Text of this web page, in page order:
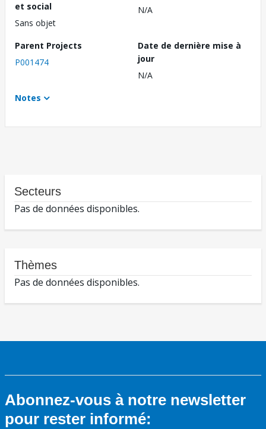
et social
Sans objet
N/A
Parent Projects
P001474
Date de dernière mise à
jour
N/A
Notes
Secteurs
Pas de données disponibles.
Thèmes
Pas de données disponibles.
Abonnez-vous à notre newsletter
pour rester informé: